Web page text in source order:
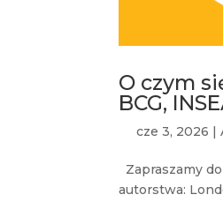
O czym
BCG,
cze 3, 2026 |
Zapraszamy
autorstwa: